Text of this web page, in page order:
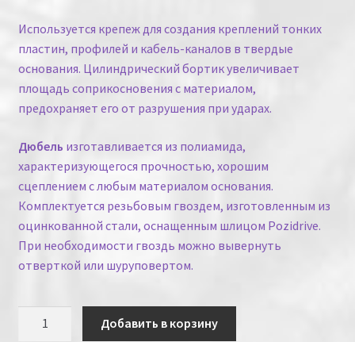
Используется крепеж для создания креплений тонких
пластин, профилей и кабель-каналов в твердые
основания. Цилиндрический бортик увеличивает
площадь соприкосновения с материалом,
предохраняет его от разрушения при ударах.
Дюбель изготавливается из полиамида,
характеризующегося прочностью, хорошим
сцеплением с любым материалом основания.
Комплектуется резьбовым гвоздем, изготовленным из
оцинкованной стали, оснащенным шлицом Pozidrive.
При необходимости гвоздь можно вывернуть
отверткой или шуруповертом.
Добавить в корзину